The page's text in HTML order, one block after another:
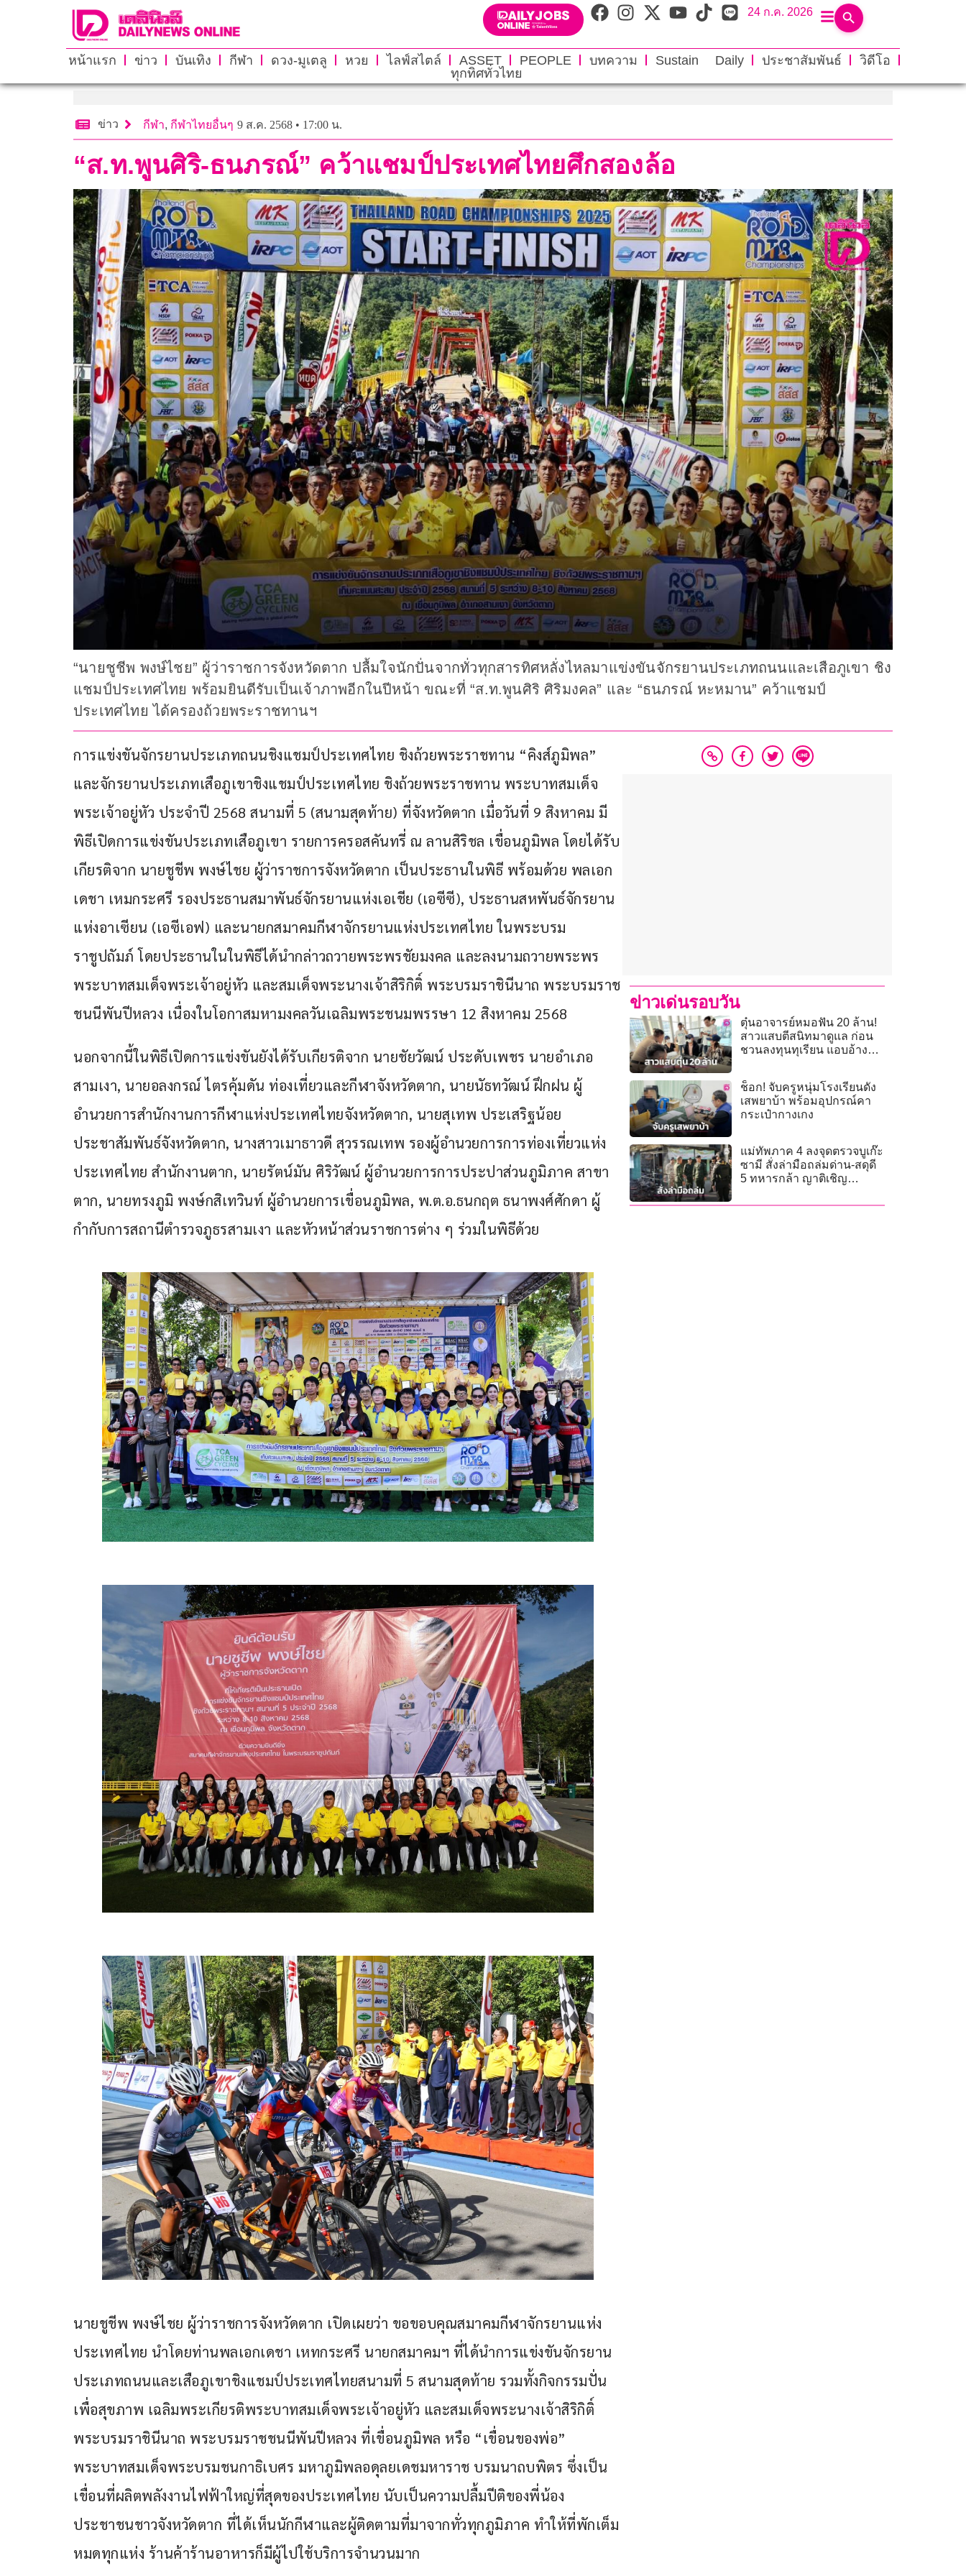
24 ก.ค. 2026
หน้าแรก ข่าว บันเทิง กีฬา ดวง-มูเตลู หวย ไลฟ์สไตล์ ASSET PEOPLE บทความ Sustain Daily ประชาสัมพันธ์
วิดีโอ
ทุกทิศทั่วไทย
ข่าว กีฬา, กีฬาไทยอื่นๆ 9 ส.ค. 2568 • 17:00 น.
“ส.ท.พูนศิริ-ธนภรณ์” คว้าแชมป์ประเทศไทยศึกสองล้อ
“นายชูชีพ พงษ์ไชย” ผู้ว่าราชการจังหวัดตาก ปลื้มใจนักปั่นจากทั่วทุกสารทิศหลั่งไหลมาแข่งขันจักรยานประเภทถนนและเสือภูเขา ชิง
แชมป์ประเทศไทย พร้อมยินดีรับเป็นเจ้าภาพอีกในปีหน้า ขณะที่ “ส.ท.พูนศิริ ศิริมงคล” และ “ธนภรณ์ หะหมาน” คว้าแชมป์
ประเทศไทย ได้ครองถ้วยพระราชทานฯ
การแข่งขันจักรยานประเภทถนนชิงแชมป์ประเทศไทย ชิงถ้วยพระราชทาน “คิงส์ภูมิพล”
และจักรยานประเภทเสือภูเขาชิงแชมป์ประเทศไทย ชิงถ้วยพระราชทาน พระบาทสมเด็จ
พระเจ้าอยู่หัว ประจำปี 2568 สนามที่ 5 (สนามสุดท้าย) ที่จังหวัดตาก เมื่อวันที่ 9 สิงหาคม มี
พิธีเปิดการแข่งขันประเภทเสือภูเขา รายการครอสคันทรี่ ณ ลานสิริชล เขื่อนภูมิพล โดยได้รับ
เกียรติจาก นายชูชีพ พงษ์ไชย ผู้ว่าราชการจังหวัดตาก เป็นประธานในพิธี พร้อมด้วย พลเอก
เดชา เหมกระศรี รองประธานสมาพันธ์จักรยานแห่งเอเชีย (เอซีซี), ประธานสหพันธ์จักรยาน
แห่งอาเซียน (เอซีเอฟ) และนายกสมาคมกีฬาจักรยานแห่งประเทศไทย ในพระบรม
ราชูปถัมภ์ โดยประธานในในพิธีได้นำกล่าวถวายพระพรชัยมงคล และลงนามถวายพระพร
พระบาทสมเด็จพระเจ้าอยู่หัว และสมเด็จพระนางเจ้าสิริกิติ์ พระบรมราชินีนาถ พระบรมราช
ชนนีพันปีหลวง เนื่องในโอกาสมหามงคลวันเฉลิมพระชนมพรรษา 12 สิงหาคม 2568
นอกจากนี้ในพิธีเปิดการแข่งขันยังได้รับเกียรติจาก นายชัยวัฒน์ ประดับเพชร นายอำเภอ
สามเงา, นายอลงกรณ์ ไตรคุ้มดัน ท่องเที่ยวและกีฬาจังหวัดตาก, นายนัธทวัฒน์ ฝึกฝน ผู้
อำนวยการสำนักงานการกีฬาแห่งประเทศไทยจังหวัดตาก, นายสุเทพ ประเสริฐน้อย
ประชาสัมพันธ์จังหวัดตาก, นางสาวเมาธาวดี สุวรรณเทพ รองผู้อำนวยการการท่องเที่ยวแห่ง
ประเทศไทย สำนักงานตาก, นายรัตน์มัน ศิริวัฒน์ ผู้อำนวยการการประปาส่วนภูมิภาค สาขา
ตาก, นายทรงภูมิ พงษ์กสิเทวินท์ ผู้อำนวยการเขื่อนภูมิพล, พ.ต.อ.ธนกฤต ธนาพงศ์ศักดา ผู้
กำกับการสถานีตำรวจภูธรสามเงา และหัวหน้าส่วนราชการต่าง ๆ ร่วมในพิธีด้วย
นายชูชีพ พงษ์ไชย ผู้ว่าราชการจังหวัดตาก เปิดเผยว่า ขอขอบคุณสมาคมกีฬาจักรยานแห่ง
ประเทศไทย นำโดยท่านพลเอกเดชา เหทกระศรี นายกสมาคมฯ ที่ได้นำการแข่งขันจักรยาน
ประเภทถนนและเสือภูเขาชิงแชมป์ประเทศไทยสนามที่ 5 สนามสุดท้าย รวมทั้งกิจกรรมปั่น
เพื่อสุขภาพ เฉลิมพระเกียรติพระบาทสมเด็จพระเจ้าอยู่หัว และสมเด็จพระนางเจ้าสิริกิติ์
พระบรมราชินีนาถ พระบรมราชชนนีพันปีหลวง ที่เขื่อนภูมิพล หรือ “เขื่อนของพ่อ”
พระบาทสมเด็จพระบรมชนกาธิเบศร มหาภูมิพลอดุลยเดชมหาราช บรมนาถบพิตร ซึ่งเป็น
เขื่อนที่ผลิตพลังงานไฟฟ้าใหญ่ที่สุดของประเทศไทย นับเป็นความปลื้มปีติของพี่น้อง
ประชาชนชาวจังหวัดตาก ที่ได้เห็นนักกีฬาและผู้ติดตามที่มาจากทั่วทุกภูมิภาค ทำให้ที่พักเต็ม
หมดทุกแห่ง ร้านค้าร้านอาหารก็มีผู้ไปใช้บริการจำนวนมาก
ข่าวเด่นรอบวัน
ตุ๋นอาจารย์หมอฟัน 20 ล้าน!
สาวแสบตีสนิทมาดูแล ก่อน
ชวนลงทุนทุเรียน แอบอ้าง
ช็อก! จับครูหนุ่มโรงเรียนดัง
เสพยาบ้า พร้อมอุปกรณ์คา
กระเป๋ากางเกง
แม่ทัพภาค 4 ลงจุดตรวจบูเก๊ะ
ซามี สั่งล่ามือถล่มด่าน-สดุดี
5 ทหารกล้า ญาติเชิญ